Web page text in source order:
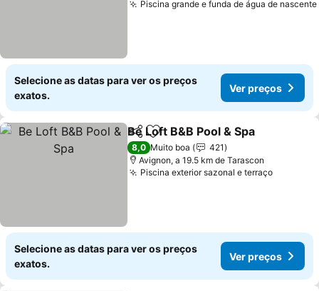
Piscina grande e funda de água de nascente
Selecione as datas para ver os preços
exatos.
Ver preços
PartilharAdicionar aos favoritos
Be Loft B&B Pool & Spa
8,0 Muito boa
421
Avignon, a 19.5 km de Tarascon
Piscina exterior sazonal e terraço
Selecione as datas para ver os preços
exatos.
Ver preços